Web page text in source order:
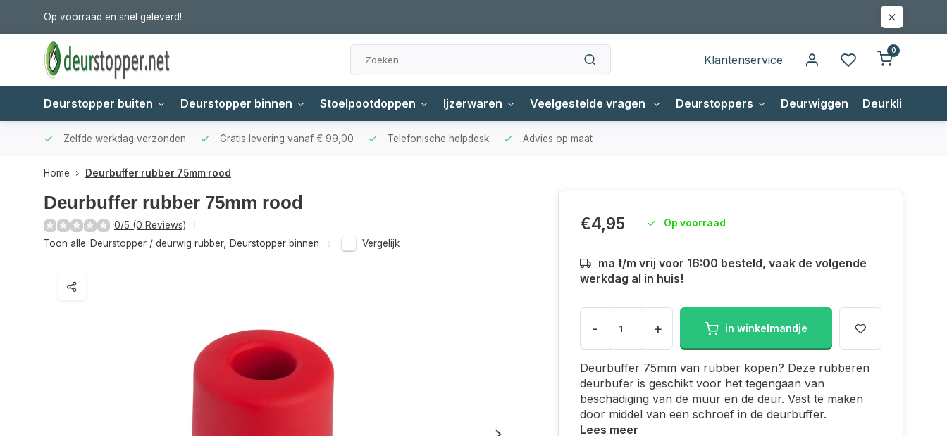
Op voorraad en snel geleverd!
Klantenservice
0
Deurstopper buiten Deurstopper binnen Stoelpootdoppen Ijzerwaren Veelgestelde vragen Deurstoppers Deurwiggen Deurklinken
Zelfde werkdag verzonden Gratis levering vanaf € 99,00 Telefonische helpdesk Advies op maat
Home Deurbuffer rubber 75mm rood
Deurbuffer rubber 75mm rood
0/5 (0 Reviews)
Toon alle: Deurstopper / deurwig rubber, Deurstopper binnen Vergelijk
€4,95 Op voorraad
ma t/m vrij voor 16:00 besteld, vaak de volgende
werkdag al in huis!
- + in winkelmandje
Deurbuffer 75mm van rubber kopen? Deze rubberen
deurbufer is geschikt voor het tegengaan van
beschadiging van de muur en de deur. Vast te maken
door middel van een schroef in de deurbuffer.
Lees meer